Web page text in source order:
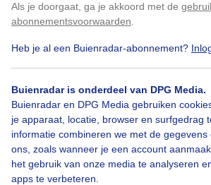
Als je doorgaat, ga je akkoord met de
abonnementsvoorwaarden
Heb je al een Buienradar-abonnement?
Buienradar is onderdeel van DPG Media.
Buienradar en DPG Media gebruiken
je apparaat, locatie, browser en surfgedrag
informatie combineren we met de
ons, zoals wanneer je een account
het gebruik van onze media te analyseren
apps te verbeteren.
Door: Robert Herkstroter Gemaakt: 03-03-
Bekijk slideshow
Klik hierom dit aan te